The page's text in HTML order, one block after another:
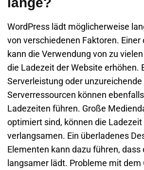
WordPress lädt möglicherweise
von verschiedenen Faktoren. Einer
kann die Verwendung von zu
die Ladezeit der Website erhöhen.
Serverleistung oder unzureichende
Serverressourcen können
Ladezeiten führen. Große
optimiert sind, können die
verlangsamen. Ein überladenes
Elementen kann dazu führen, dass
langsamer lädt. Probleme mit dem